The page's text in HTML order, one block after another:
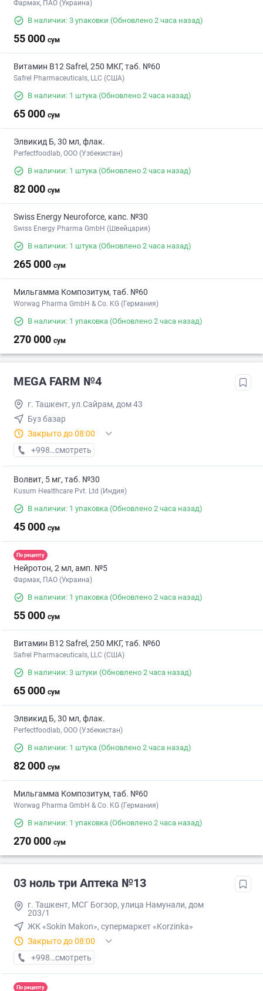
Фармак, ПАО (Украина)
В наличии: 3 упаковки (Обновлено 2 часа назад)
55 000 сум
Витамин В12 Safrel, 250 МКГ, таб. №60
Safrel Pharmaceuticals, LLC (США)
В наличии: 1 штука (Обновлено 2 часа назад)
65 000 сум
Элвикид Б, 30 мл, флак.
Perfectfoodlab, ООО (Узбекистан)
В наличии: 1 штука (Обновлено 2 часа назад)
82 000 сум
Swiss Energy Neuroforce, капс. №30
Swiss Energy Pharma GmbH (Швейцария)
В наличии: 1 штука (Обновлено 2 часа назад)
265 000 сум
Мильгамма Композитум, таб. №60
Worwag Pharma GmbH & Co. KG (Германия)
В наличии: 1 упаковка (Обновлено 2 часа назад)
270 000 сум
MEGA FARM №4
г. Ташкент, ул.Сайрам, дом 43
Буз базар
Закрыто до 08:00
+998 (55) XXX-XX-XX
смотреть
Волвит, 5 мг, таб. №30
Kusum Healthcare Pvt. Ltd (Индия)
В наличии: 1 упаковка (Обновлено 2 часа назад)
45 000 сум
По рецепту
Нейротон, 2 мл, амп. №5
Фармак, ПАО (Украина)
В наличии: 1 упаковка (Обновлено 2 часа назад)
55 000 сум
Витамин В12 Safrel, 250 МКГ, таб. №60
Safrel Pharmaceuticals, LLC (США)
В наличии: 3 штуки (Обновлено 2 часа назад)
65 000 сум
Элвикид Б, 30 мл, флак.
Perfectfoodlab, ООО (Узбекистан)
В наличии: 1 штука (Обновлено 2 часа назад)
82 000 сум
Мильгамма Композитум, таб. №60
Worwag Pharma GmbH & Co. KG (Германия)
В наличии: 1 упаковка (Обновлено 2 часа назад)
270 000 сум
03 ноль три Аптека №13
г. Ташкент, МСГ Богзор, улица Намунали, дом
203/1
ЖК «Sokin Makon», супермаркет «Korzinka»
Закрыто до 08:00
+998 (77) XXX-XX-XX
смотреть
По рецепту